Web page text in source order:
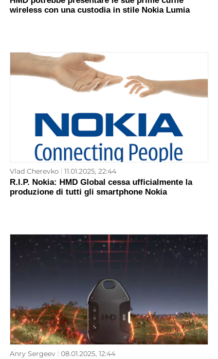
wireless con una custodia in stile Nokia Lumia
Vlad Cherevko 11.01.2025, 22:44
R.I.P. Nokia: HMD Global cessa ufficialmente la
produzione di tutti gli smartphone Nokia
Anry Sergeev 08.01.2025, 12:44